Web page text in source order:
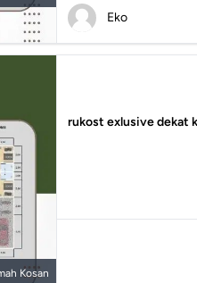
Eko
Kosan
rukost exlusive dekat